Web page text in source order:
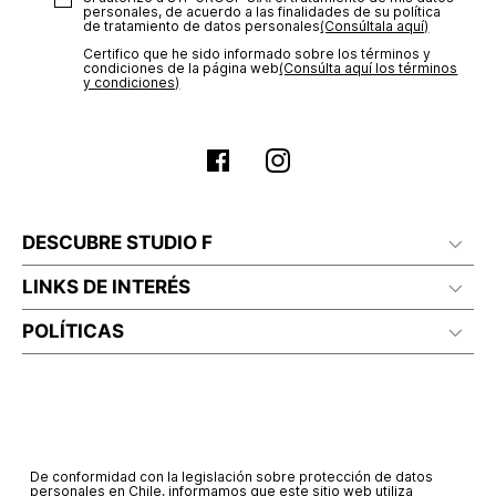
personales, de acuerdo a las finalidades de su política
de tratamiento de datos personales‎(Consúltala aquí)
Certifico que he sido informado sobre los términos y
condiciones de la página web‎(Consúlta aquí los términos
y condiciones)
DESCUBRE STUDIO F
LINKS DE INTERÉS
POLÍTICAS
De conformidad con la legislación sobre protección de datos
personales en Chile, informamos que este sitio web utiliza